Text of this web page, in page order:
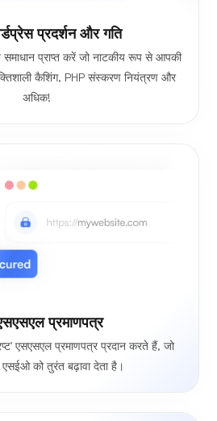
प्रदर्शन और गति
समाधान प्राप्त करें जो नाटकीय रूप से आपकी
कैशिंग, PHP संस्करण नियंत्रण और
अधिक!
प्रमाणपत्र
एसएसएल प्रमाणपत्र प्रदान करते हैं, जो
को तुरंत बढ़ावा देता है।